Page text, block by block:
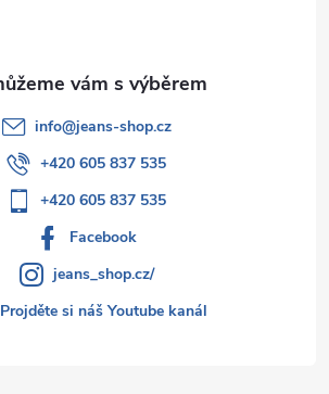
info@jeans-shop.cz
+420 605 837 535
+420 605 837 535
Facebook
jeans_shop.cz/
Projděte si náš Youtube kanál